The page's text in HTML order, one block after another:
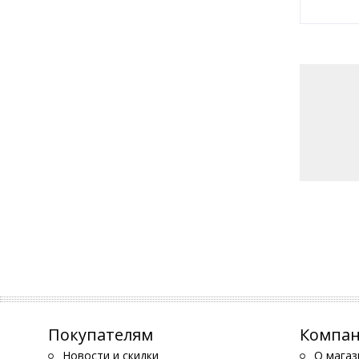
Покупателям
Новости и скидки О